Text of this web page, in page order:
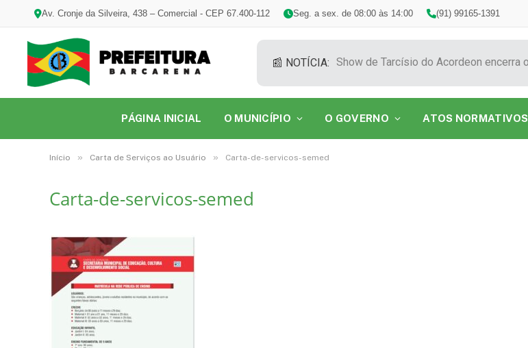
Av. Cronje da Silveira, 438 – Comercial - CEP 67.400-112 Seg. a sex. de 08:00 às 14:00 (91) 99165-1391
📰 NOTÍCIA:
PÁGINA INICIAL O MUNICÍPIO O GOVERNO ATOS NORMATIVOS
Início » Carta de Serviços ao Usuário » Carta-de-servicos-semed
Carta-de-servicos-semed